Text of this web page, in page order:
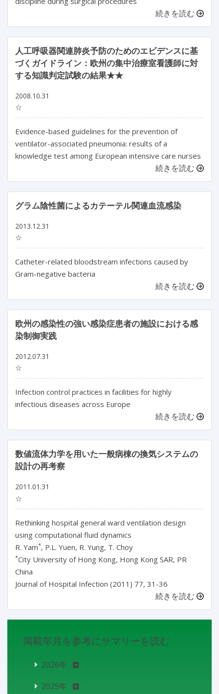
続きを読む
人工呼吸器関連肺炎予防のためのエビデンスに基
づくガイドライン：欧州の集中治療室看護師に対
する知識判定試験の結果★★
2008.10.31
☆
Evidence-based guidelines for the prevention of
ventilator-associated pneumonia: results of a
knowledge test among European intensive care nurses
続きを読む
グラム陰性菌によるカテーテル関連血流感染
2013.12.31
☆
Catheter-related bloodstream infections caused by
Gram-negative bacteria
続きを読む
欧州の感染性の強い感染症患者の施設における感
染制御実践
2012.07.31
☆
Infection control practices in facilities for highly
infectious diseases across Europe
続きを読む
数値流体力学を用いた一般病棟の換気システムの
設計の再考察
2011.01.31
☆
Rethinking hospital general ward ventilation design
using computational fluid dynamics
R. Yam*, P.L. Yuen, R. Yung, T. Choy
*City University of Hong Kong, Hong Kong SAR, PR
China
Journal of Hospital Infection (2011) 77, 31-36
続きを読む
掲載年月を参考にサマリーを読む
2026年
2025年